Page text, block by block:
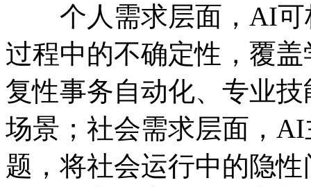
个人需求层面，AI可
过程中的不确定性，覆
复性事务自动化、专业
场景；社会需求层面，
题，将社会运行中的隐